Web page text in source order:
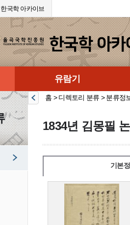
한국학 아카이브
유람기
홈 > 디렉토리 분류 > 분류정
1834년 김몽필
기본